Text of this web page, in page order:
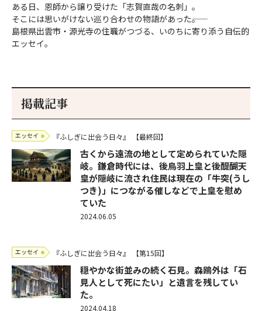
ある日、恩師から譲り受けた「志賀直哉の名刺」。
そこには思いがけない巡り合わせの物語があった――。
島根県出雲市・源光寺の住職がつづる、いのちに寄り添う自伝的
エッセイ。
掲載記事
エッセイ 『ふしぎに出会う日々』 【最終回】
古くから遠流の地として定められていた隠
岐。鎌倉時代には、後鳥羽上皇と後醍醐天
皇が隠岐に流され住民は現在の「牛突(うし
つき)」につながる催しなどで上皇を慰め
ていた
2024.06.05
エッセイ 『ふしぎに出会う日々』 【第15回】
穏やかな街並みの続く石見。森鴎外は「石
見人として死にたい」と遺言を残してい
た。
2024.04.18